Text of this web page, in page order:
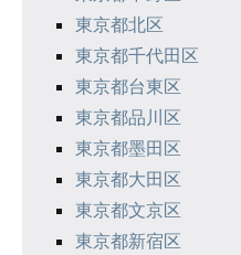
東京都北区
東京都千代田区
東京都台東区
東京都品川区
東京都墨田区
東京都大田区
東京都文京区
東京都新宿区